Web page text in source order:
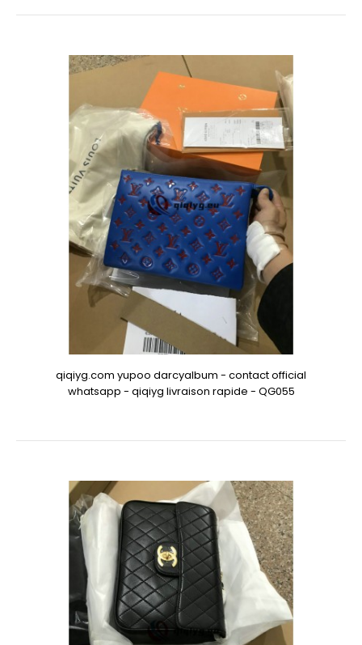
qiqiyg.com yupoo darcyalbum - contact official
whatsapp - qiqiyg livraison rapide - QG055